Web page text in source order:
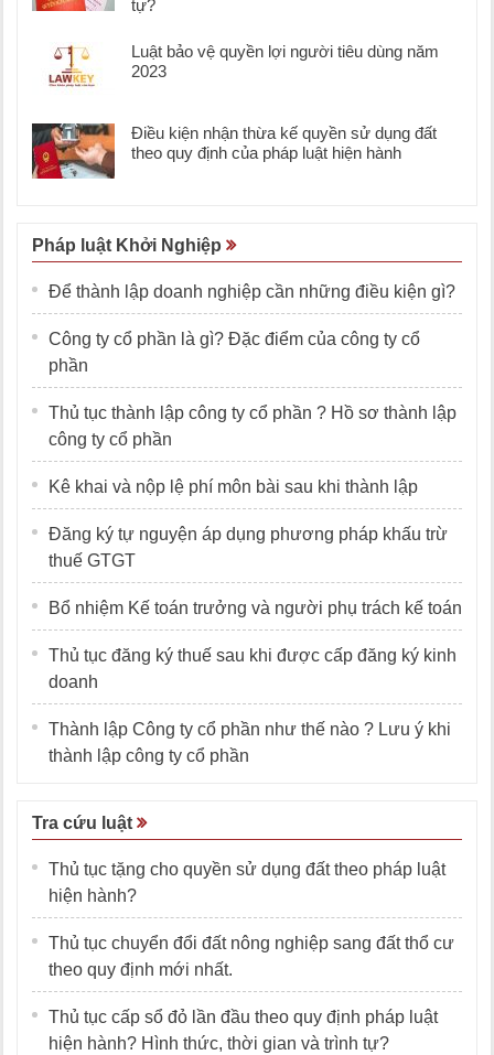
tự?
Luật bảo vệ quyền lợi người tiêu dùng năm
2023
Điều kiện nhận thừa kế quyền sử dụng đất
theo quy định của pháp luật hiện hành
Pháp luật Khởi Nghiệp
Để thành lập doanh nghiệp cần những điều kiện gì?
Công ty cổ phần là gì? Đặc điểm của công ty cổ
phần
Thủ tục thành lập công ty cổ phần ? Hồ sơ thành lập
công ty cổ phần
Kê khai và nộp lệ phí môn bài sau khi thành lập
Đăng ký tự nguyện áp dụng phương pháp khấu trừ
thuế GTGT
Bổ nhiệm Kế toán trưởng và người phụ trách kế toán
Thủ tục đăng ký thuế sau khi được cấp đăng ký kinh
doanh
Thành lập Công ty cổ phần như thế nào ? Lưu ý khi
thành lập công ty cổ phần
Tra cứu luật
Thủ tục tặng cho quyền sử dụng đất theo pháp luật
hiện hành?
Thủ tục chuyển đổi đất nông nghiệp sang đất thổ cư
theo quy định mới nhất.
Thủ tục cấp sổ đỏ lần đầu theo quy định pháp luật
hiện hành? Hình thức, thời gian và trình tự?